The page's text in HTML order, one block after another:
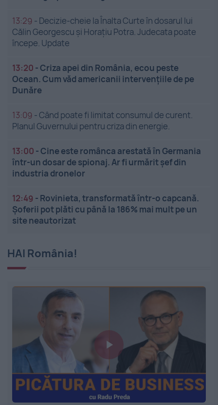
13:29 - Decizie-cheie la Înalta Curte în dosarul lui
Călin Georgescu și Horațiu Potra. Judecata poate
începe. Update
13:20 -Criza apei din România, ecou peste
Ocean. Cum văd americanii intervențiile de pe
Dunăre
13:09 -Când poate fi limitat consumul de curent.
Planul Guvernului pentru criza din energie.
13:00 -Cine este românca arestată în Germania
într-un dosar de spionaj. Ar fi urmărit șef din
industria dronelor
12:49 - Rovinieta, transformată într-o capcană.
Șoferii pot plăti cu până la 186% mai mult pe un
site neautorizat
HAI România!